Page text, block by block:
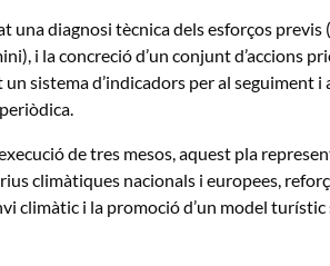
diagnosi tècnica dels esforços previs
i la concreció d’un conjunt d’accions
sistema d’indicadors per al seguiment i
de tres mesos, aquest pla
climàtiques nacionals i europees,
climàtic i la promoció d’un model